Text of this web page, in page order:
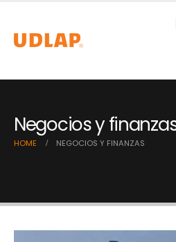
Negocios y
HOME NEGOCIOS Y FINANZAS